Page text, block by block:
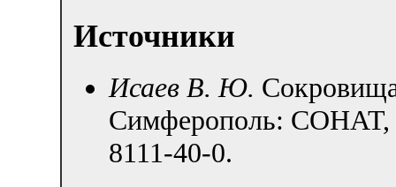
Источники
Исаев В. Ю.
Симферополь:
8111-40-0.